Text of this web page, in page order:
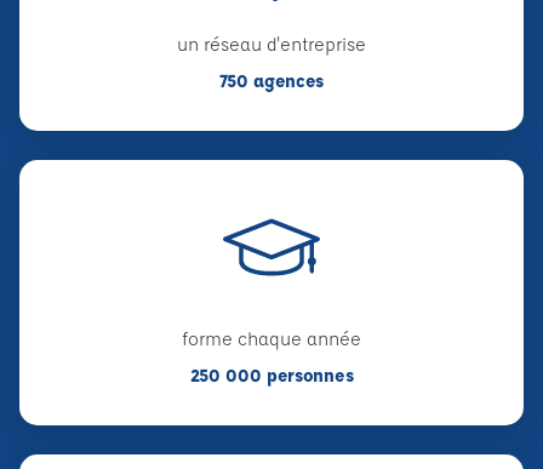
un réseau d'entreprise
750 agences
forme chaque année
250 000 personnes